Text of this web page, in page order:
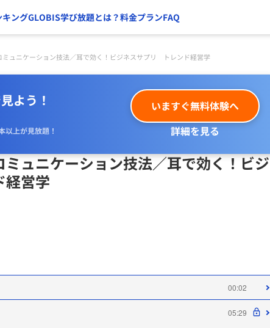
キングGLOBIS学び放題とは？料金プランFAQ
ミュニケーション技法／耳で効く！ビジネスサプリ トレンド経営学
よう！
以上が見放題！
いますぐ無料体験へ
詳細を見る
ュニケーション技法／耳で効く！ビジ
営学
00:02
05:29